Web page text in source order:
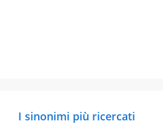
I sinonimi più ricercati